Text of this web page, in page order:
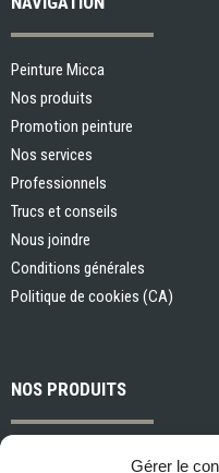
Gérer le
Peinture Micca
Nos produits
Promotion peinture
Nos services
Professionnels
Trucs et conseils
Nous joindre
Conditions générales
Politique de cookies (CA)
NOS PRODUITS
Peintures et apprêts d’intérieur